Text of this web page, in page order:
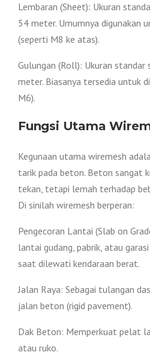
Lembaran (Sheet): Ukuran
54 meter. Umumnya digunakan
(seperti M8 ke atas).
Gulungan (Roll): Ukuran
meter. Biasanya tersedia untuk
M6).
Fungsi Utama
Kegunaan utama wiremesh
tarik pada beton. Beton sangat
tekan, tetapi lemah terhadap
Di sinilah wiremesh berperan:
Pengecoran Lantai (Slab on
lantai gudang, pabrik, atau
saat dilewati kendaraan berat.
Jalan Raya: Sebagai tulangan
jalan beton (rigid pavement).
Dak Beton: Memperkuat pelat
atau ruko.